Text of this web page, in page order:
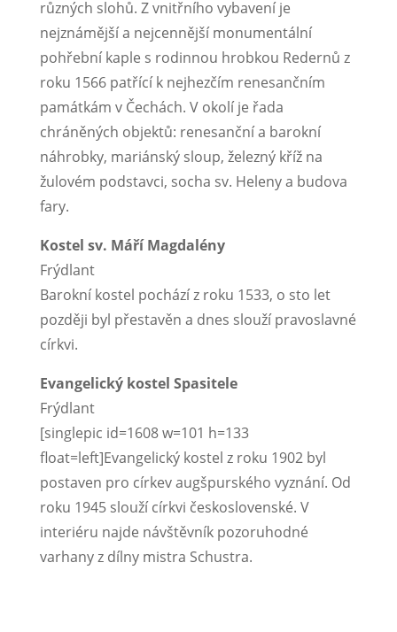
různých slohů. Z vnitřního vybavení je
nejznámější a nejcennější monumentální
pohřební kaple s rodinnou hrobkou Redernů z
roku 1566 patřící k nejhezčím renesančním
památkám v Čechách. V okolí je řada
chráněných objektů: renesanční a barokní
náhrobky, mariánský sloup, železný kříž na
žulovém podstavci, socha sv. Heleny a budova
fary.
Kostel sv. Máří Magdalény
Frýdlant
Barokní kostel pochází z roku 1533, o sto let
později byl přestavěn a dnes slouží pravoslavné
církvi.
Evangelický kostel Spasitele
Frýdlant
[singlepic id=1608 w=101 h=133
float=left]Evangelický kostel z roku 1902 byl
postaven pro církev augšpurského vyznání. Od
roku 1945 slouží církvi československé. V
interiéru najde návštěvník pozoruhodné
varhany z dílny mistra Schustra.